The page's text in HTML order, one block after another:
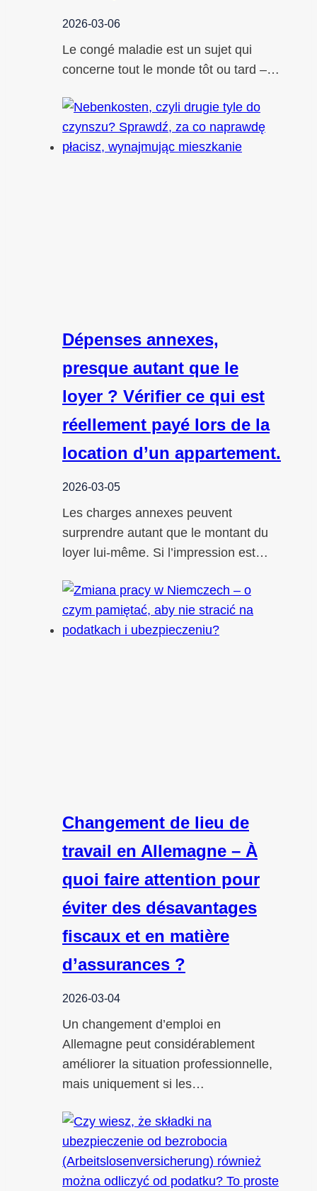
2026-03-06
Le congé maladie est un sujet qui
concerne tout le monde tôt ou tard –…
Dépenses annexes,
presque autant que le
loyer ? Vérifier ce qui est
réellement payé lors de la
location d’un appartement.
2026-03-05
Les charges annexes peuvent
surprendre autant que le montant du
loyer lui-même. Si l’impression est…
Changement de lieu de
travail en Allemagne – À
quoi faire attention pour
éviter des désavantages
fiscaux et en matière
d’assurances ?
2026-03-04
Un changement d’emploi en
Allemagne peut considérablement
améliorer la situation professionnelle,
mais uniquement si les…